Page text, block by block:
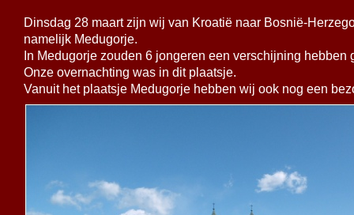
Dinsdag 28 maart zijn wij van Kroatië naar Bosnië-
namelijk Medugorje.
In Medugorje zouden 6 jongeren een verschijning hebben
Onze overnachting was in dit plaatsje.
Vanuit het plaatsje Medugorje hebben wij ook nog een